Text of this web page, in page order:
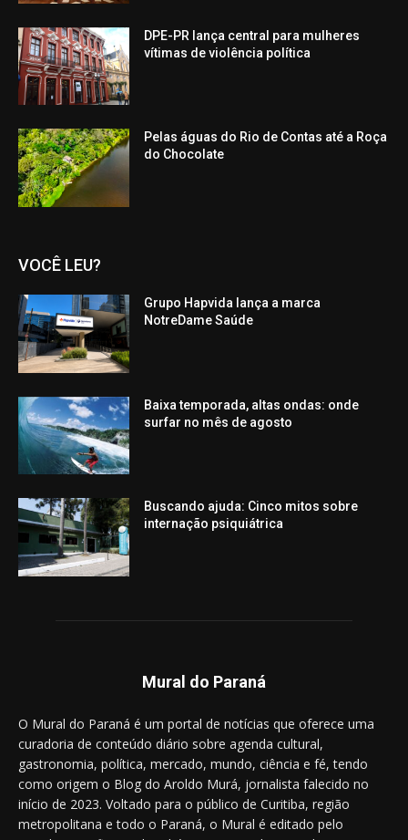
DPE-PR lança central para mulheres
vítimas de violência política
Pelas águas do Rio de Contas até a Roça
do Chocolate
VOCÊ LEU?
Grupo Hapvida lança a marca
NotreDame Saúde
Baixa temporada, altas ondas: onde
surfar no mês de agosto
Buscando ajuda: Cinco mitos sobre
internação psiquiátrica
Mural do Paraná
O Mural do Paraná é um portal de notícias que oferece uma
curadoria de conteúdo diário sobre agenda cultural,
gastronomia, política, mercado, mundo, ciência e fé, tendo
como origem o Blog do Aroldo Murá, jornalista falecido no
início de 2023. Voltado para o público de Curitiba, região
metropolitana e todo o Paraná, o Mural é editado pelo